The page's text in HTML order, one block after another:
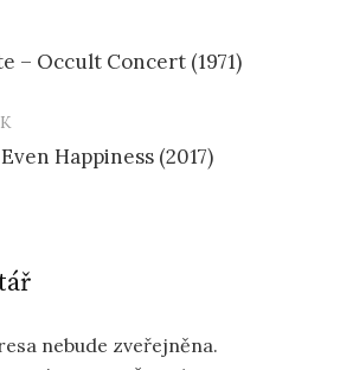
– Occult Concert (1971)
Happiness (2017)
nebude zveřejněna.